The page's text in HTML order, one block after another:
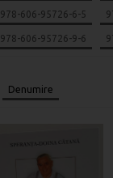
978-606-95726-6-5
978-606-95726-9-6
Denumire